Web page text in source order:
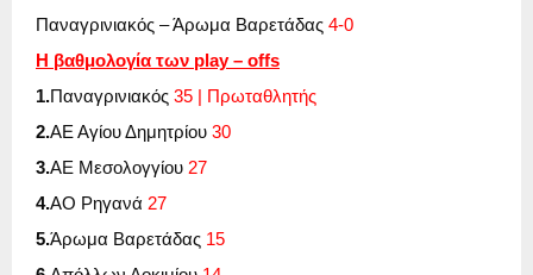
Παναγρινιακός – Άρωμα Βαρετάδας 4-0
Η βαθμολογία των play– offs
1.Παναγρινιακός 35 | Πρωταθλητής
2.ΑΕ Αγίου Δημητρίου 30
3.ΑΕ Μεσολογγίου 27
4.ΑΟ Ρηγανά 27
5.Άρωμα Βαρετάδας 15